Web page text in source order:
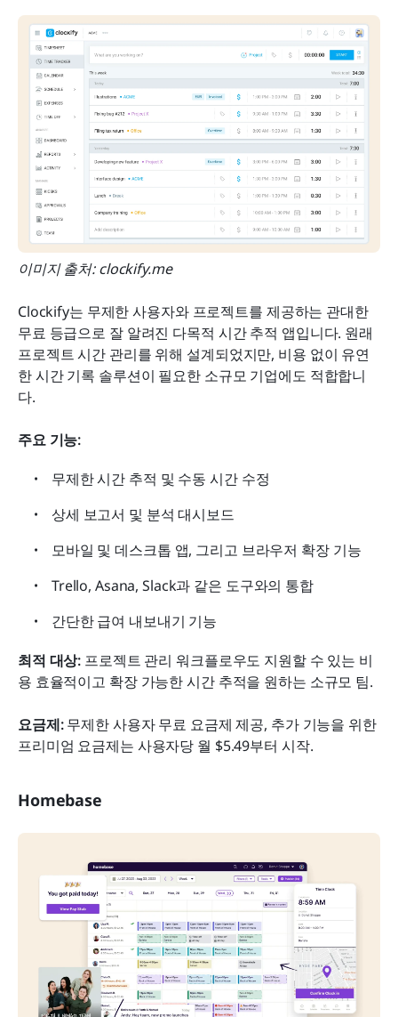
이미지 출처: clockify.me
Clockify는 무제한 사용자와 프로젝트를 제공하는 관대한
무료 등급으로 잘 알려진 다목적 시간 추적 앱입니다. 원래
프로젝트 시간 관리를 위해 설계되었지만, 비용 없이 유연
한 시간 기록 솔루션이 필요한 소규모 기업에도 적합합니
다.
주요 기능:
무제한 시간 추적 및 수동 시간 수정
상세 보고서 및 분석 대시보드
모바일 및 데스크톱 앱, 그리고 브라우저 확장 기능
Trello, Asana, Slack과 같은 도구와의 통합
간단한 급여 내보내기 기능
최적 대상: 프로젝트 관리 워크플로우도 지원할 수 있는 비
용 효율적이고 확장 가능한 시간 추적을 원하는 소규모 팀.
요금제: 무제한 사용자 무료 요금제 제공, 추가 기능을 위한
프리미엄 요금제는 사용자당 월 $5.49부터 시작.
Homebase